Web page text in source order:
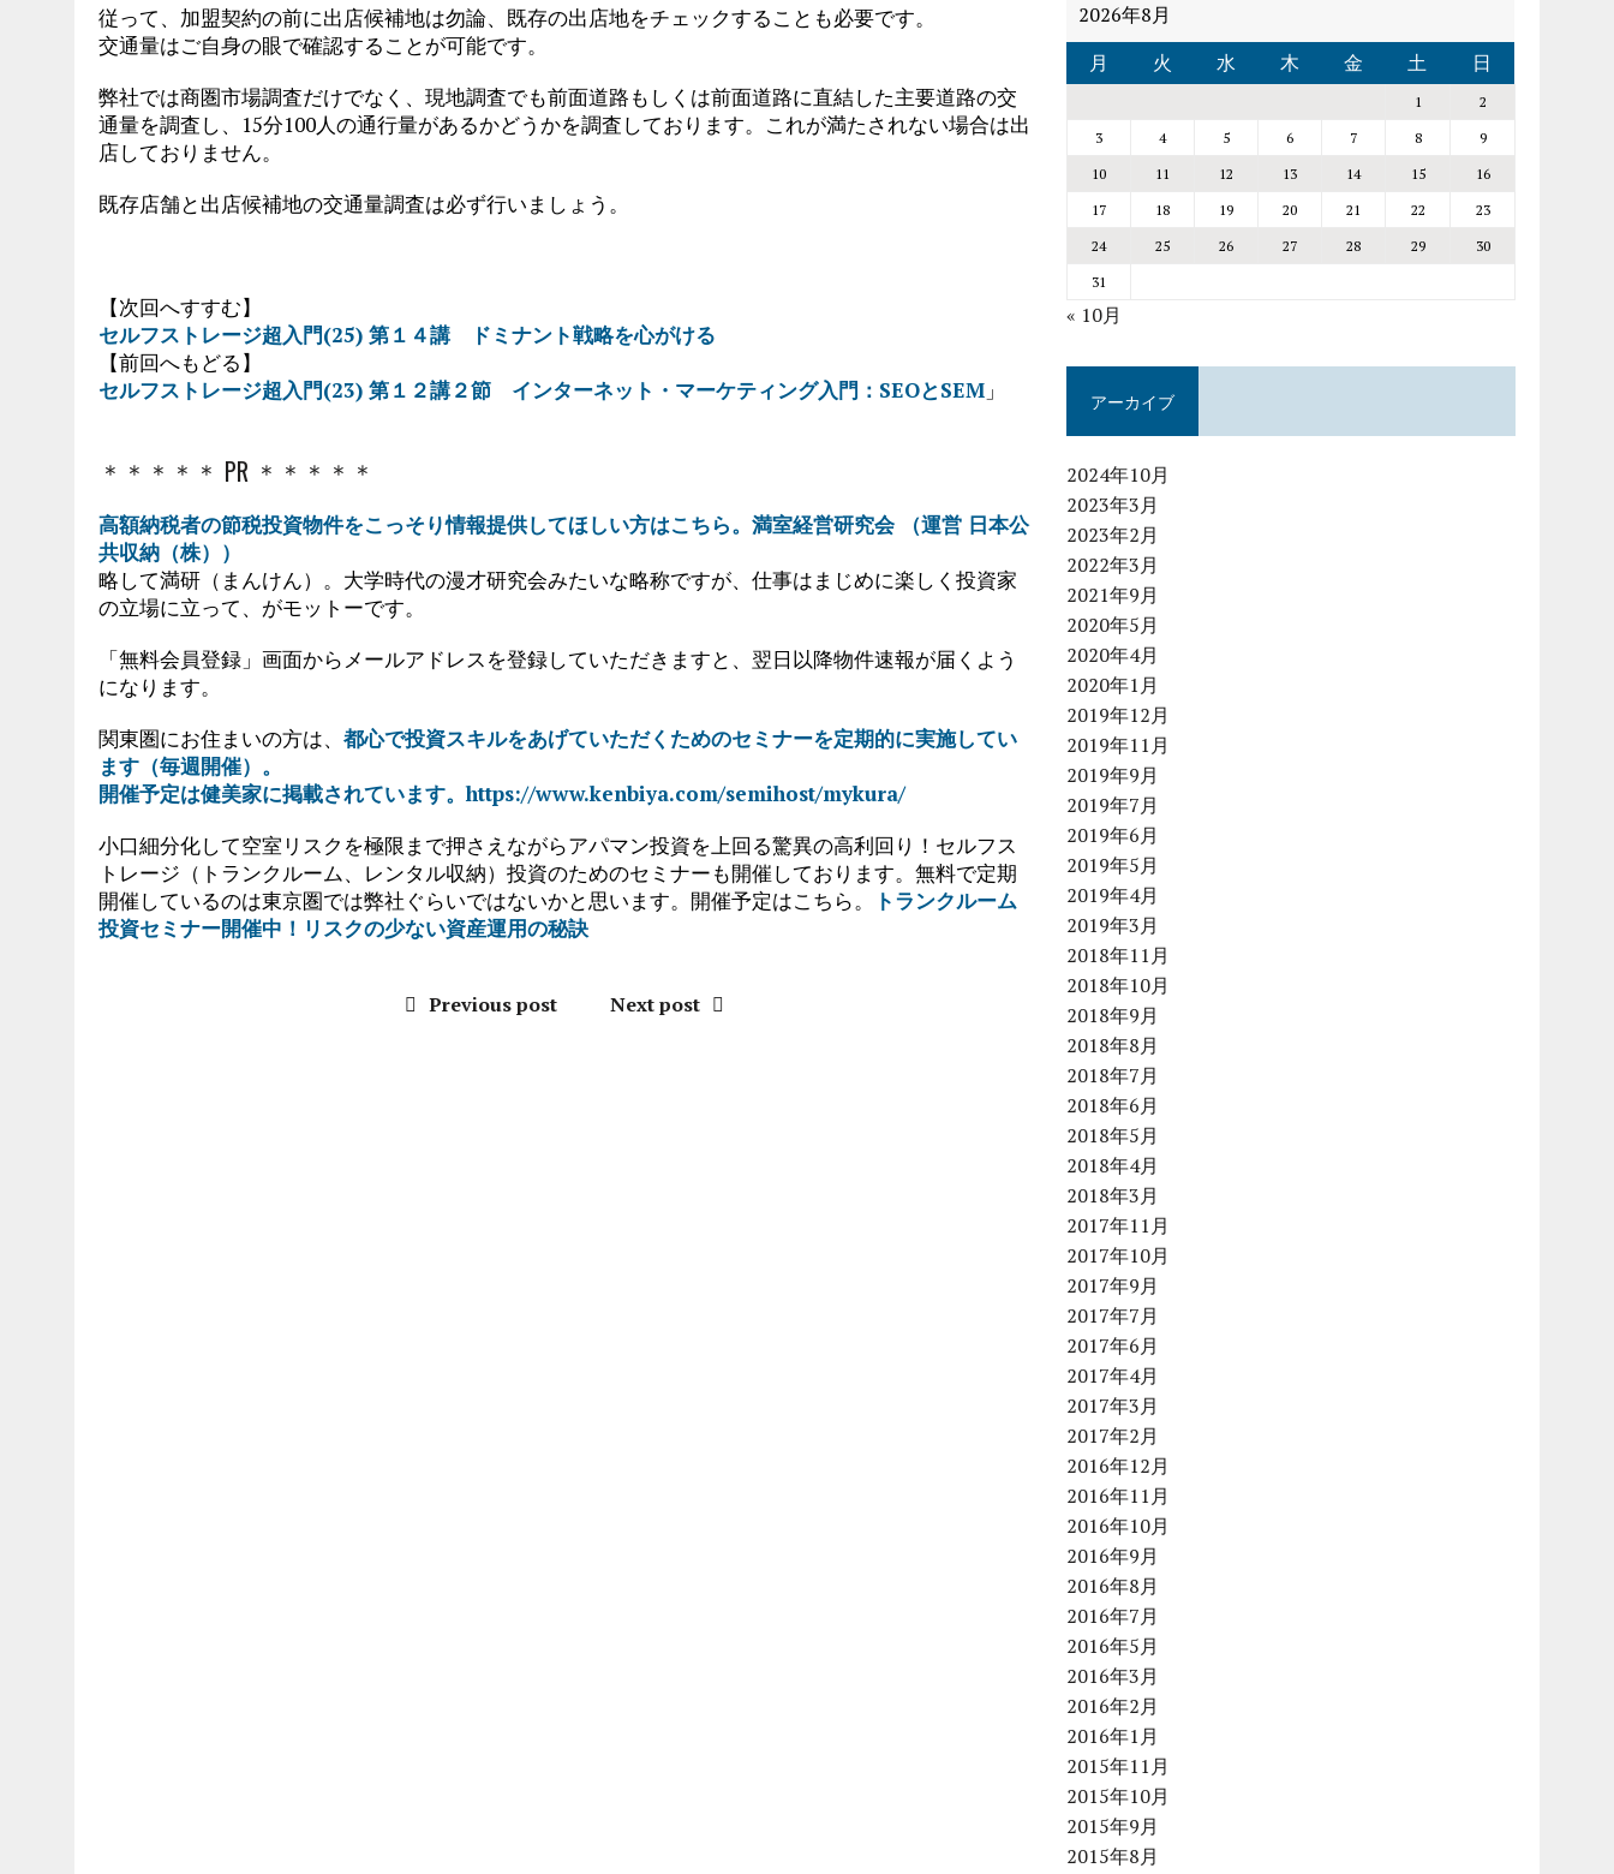
従って、加盟契約の前に出店候補地は勿論、既存の出店地をチェックすることも必要です。
交通量はご自身の眼で確認することが可能です。
弊社では商圏市場調査だけでなく、現地調査でも前面道路もしくは前面道路に直結した主要道路の交
通量を調査し、15分100人の通行量があるかどうかを調査しております。これが満たされない場合は出
店しておりません。
既存店舗と出店候補地の交通量調査は必ず行いましょう。
【次回へすすむ】
セルフストレージ超入門(25) 第１４講 ドミナント戦略を心がける
【前回へもどる】
セルフストレージ超入門(23) 第１２講２節 インターネット・マーケティング入門：SEOとSEM 」
＊＊＊＊＊ PR ＊＊＊＊＊
高額納税者の節税投資物件をこっそり情報提供してほしい方はこちら。満室経営研究会 （運営 日本公
共収納（株））
略して満研（まんけん）。大学時代の漫才研究会みたいな略称ですが、仕事はまじめに楽しく投資家
の立場に立って、がモットーです。
「無料会員登録」画面からメールアドレスを登録していただきますと、翌日以降物件速報が届くよう
になります。
関東圏にお住まいの方は、 都心で投資スキルをあげていただくためのセミナーを定期的に実施してい
ます（毎週開催）。
開催予定は健美家に掲載されています。https://www.kenbiya.com/semihost/mykura/
小口細分化して空室リスクを極限まで押さえながらアパマン投資を上回る驚異の高利回り！セルフス
トレージ（トランクルーム、レンタル収納）投資のためのセミナーも開催しております。無料で定期
開催しているのは東京圏では弊社ぐらいではないかと思います。開催予定はこちら。
トランクルーム
投資セミナー開催中！リスクの少ない資産運用の秘訣
Previous post Next post
2026年8月
月
火 水 木 金 土 日
1
2
3
4 5 6 7 8
9
10
11 12 13 14 15
16
17
18 19 20 21 22
23
24
25 26 27 28 29
30
31
« 10月
アーカイブ
2024年10月
2023年3月
2023年2月
2022年3月
2021年9月
2020年5月
2020年4月
2020年1月
2019年12月
2019年11月
2019年9月
2019年7月
2019年6月
2019年5月
2019年4月
2019年3月
2018年11月
2018年10月
2018年9月
2018年8月
2018年7月
2018年6月
2018年5月
2018年4月
2018年3月
2017年11月
2017年10月
2017年9月
2017年7月
2017年6月
2017年4月
2017年3月
2017年2月
2016年12月
2016年11月
2016年10月
2016年9月
2016年8月
2016年7月
2016年5月
2016年3月
2016年2月
2016年1月
2015年11月
2015年10月
2015年9月
2015年8月